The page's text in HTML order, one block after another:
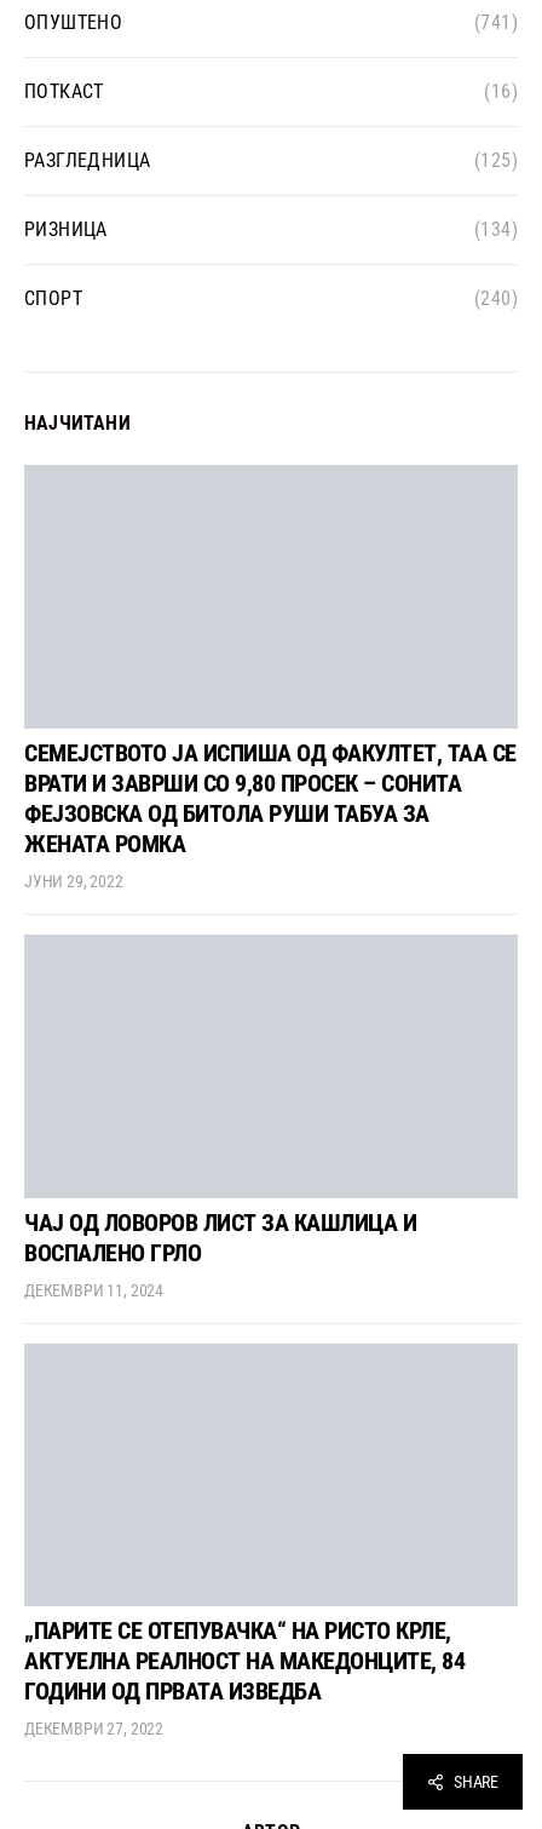
ОПУШТЕНО (741)
ПОТКАСТ (16)
РАЗГЛЕДНИЦА (125)
РИЗНИЦА (134)
СПОРТ (240)
НАЈЧИТАНИ
СЕМЕЈСТВОТО ЈА ИСПИША ОД ФАКУЛТЕТ, ТАА СЕ
ВРАТИ И ЗАВРШИ СО 9,80 ПРОСЕК – СОНИТА
ФЕЈЗОВСКА ОД БИТОЛА РУШИ ТАБУА ЗА
ЖЕНАТА РОМКА
ЈУНИ 29, 2022
ЧАЈ ОД ЛОВОРОВ ЛИСТ ЗА КАШЛИЦА И
ВОСПАЛЕНО ГРЛО
ДЕКЕМВРИ 11, 2024
„ПАРИТЕ СЕ ОТЕПУВАЧКА“ НА РИСТО КРЛЕ,
АКТУЕЛНА РЕАЛНОСТ НА МАКЕДОНЦИТЕ, 84
ГОДИНИ ОД ПРВАТА ИЗВЕДБА
ДЕКЕМВРИ 27, 2022
SHARE